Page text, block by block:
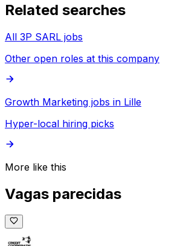
Related searches
All 3P SARL jobs
Other open roles at this company
Growth Marketing jobs in Lille
Hyper-local hiring picks
More like this
Vagas parecidas